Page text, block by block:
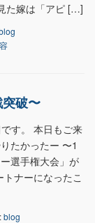
た嫁は「アピ […]
破〜
す。 本日もご来
たかったー 〜1
選手権大会」が
ナーになったこ
:blog